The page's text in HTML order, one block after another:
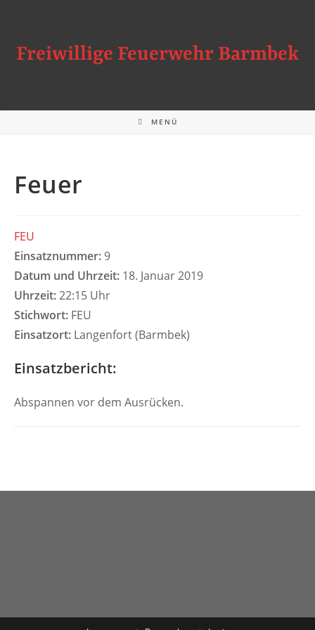
springen
Freiwillige Feuerwehr Barmbek
MENÜ
Feuer
FEU
Einsatznummer: 9
Datum und Uhrzeit: 18. Januar 2019
Uhrzeit:22:15 Uhr
Stichwort: FEU
Einsatzort: Langenfort (Barmbek)
Einsatzbericht:
Abspannen vor dem Ausrücken.